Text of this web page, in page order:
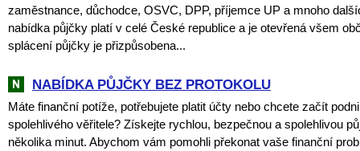
zaměstnance, důchodce, OSVC, DPP, příjemce UP a mnoho
nabídka půjčky platí v celé České republice a je otevřená všem
splácení půjčky je přizpůsobena...
NABÍDKA PŮJČKY BEZ PROTOKOLU
Máte finanční potíže, potřebujete platit účty nebo chcete začít
spolehlivého věřitele? Získejte rychlou, bezpečnou a spolehlivou
několika minut. Abychom vám pomohli překonat vaše finanční